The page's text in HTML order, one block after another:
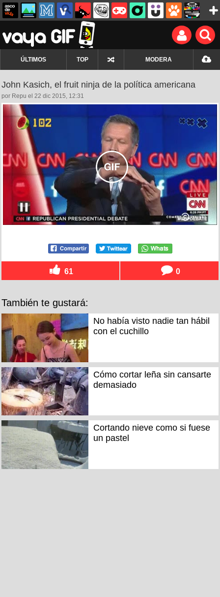
ÚLTIMOS TOP MODERA
John Kasich, el fruit ninja de la política americana
por Repu el 22 dic 2015, 12:31
61 0
También te gustará:
No había visto nadie tan hábil
con el cuchillo
Cómo cortar leña sin cansarte
demasiado
Cortando nieve como si fuese
un pastel